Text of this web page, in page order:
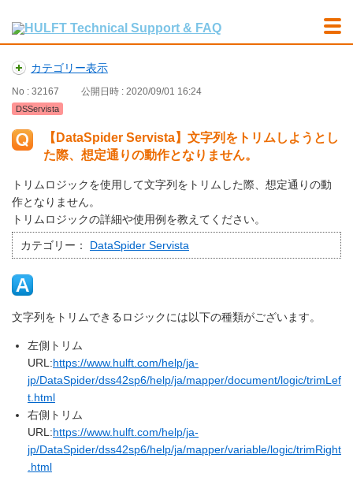
カテゴリー表示
No : 32167 公開日時 : 2020/09/01 16:24
DSServista
【DataSpider Servista】文字列をトリムしようとし
た際、想定通りの動作となりません。
トリムロジックを使用して文字列をトリムした際、想定通りの動
作となりません。
トリムロジックの詳細や使用例を教えてください。
カテゴリー： DataSpider Servista
文字列をトリムできるロジックには以下の種類がございます。
左側トリム
URL:https://www.hulft.com/help/ja-
jp/DataSpider/dss42sp6/help/ja/mapper/document/logic/trimLef
t.html
右側トリム
URL:https://www.hulft.com/help/ja-
jp/DataSpider/dss42sp6/help/ja/mapper/variable/logic/trimRight
.html